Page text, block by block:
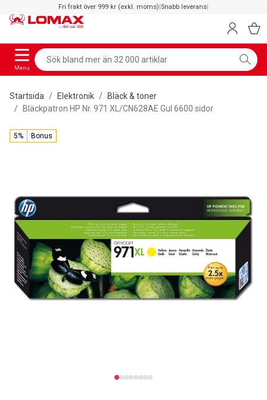
Fri frakt över 999 kr (exkl. moms)|Snabb leverans|
Menu
Startsida Elektronik
Bläck & toner
Bläckpatron HP Nr. 971 XL/CN628AE Gul 6600 sidor
5% Bonus